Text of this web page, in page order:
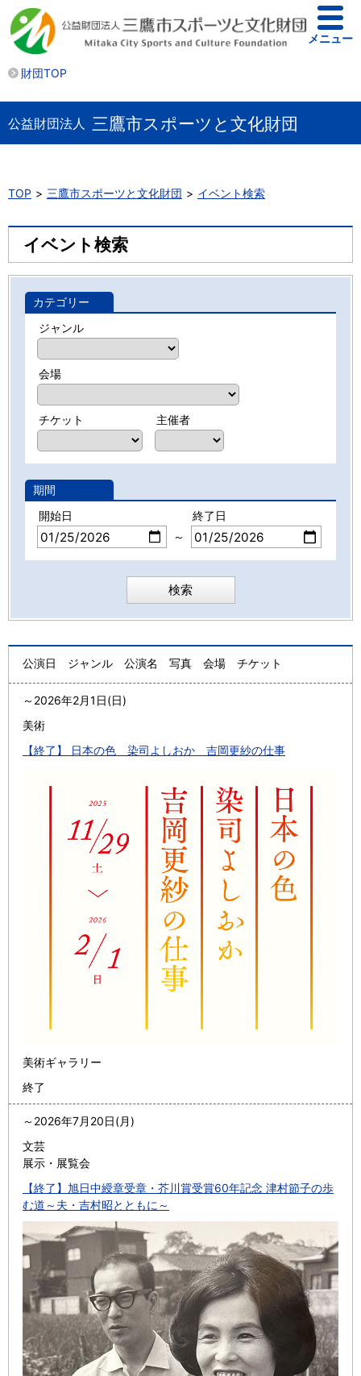
財団TOP
メニュー
公益財団法人 三鷹市スポーツと文化財団
TOP 三鷹市スポーツと文化財団 イベント検索
イベント検索
カテゴリー
ジャンル
会場
チケット 主催者
期間
開始日
～
終了日
公演日 ジャンル 公演名 写真 会場 チケット
～ 2026年2月1日(日)
美術
【終了】 日本の色 染司よしおか 吉岡更紗の仕事
美術ギャラリー
終了
～ 2026年7月20日(月)
文芸
展示・展覧会
【終了】旭日中綬章受章・芥川賞受賞60年記念 津村節子の歩
む道～夫・吉村昭とともに～